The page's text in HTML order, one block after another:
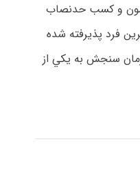
و ﻛﺴﺐ ﺣﺪﻧﺼﺎب
آﺧﺮﻳﻦ ﻓﺮد ﭘﺬﻳﺮﻓﺘﻪ ﺷﺪه
ﺳﻨﺠﺶ ﺑﻪ ﻳﻜﻲ از